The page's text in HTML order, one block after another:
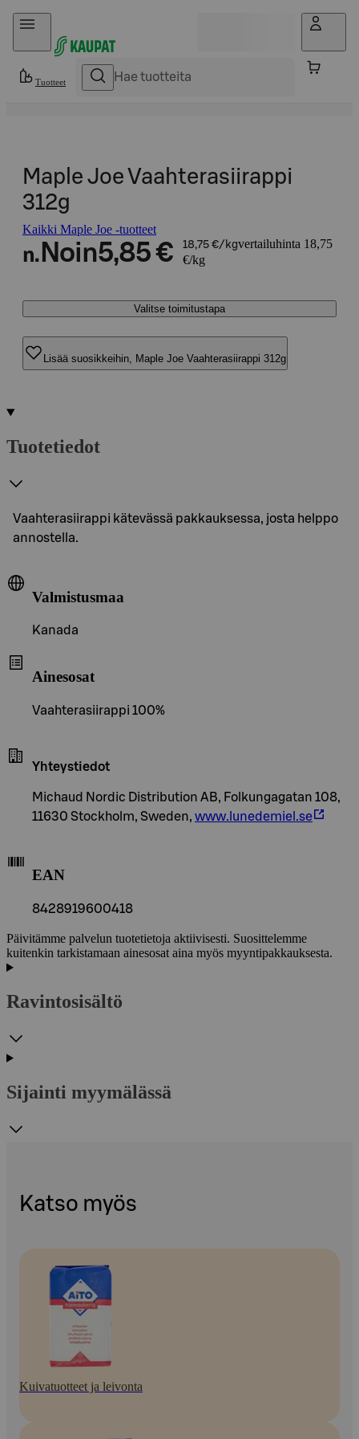
Hyppää sisältöön
Tuotteet
Maple Joe Vaahterasiirappi
312g
Kaikki Maple Joe -tuotteet
n. Noin5,85 € 18,75 €/kgvertailuhinta 18,75
€/kg
Valitse toimitustapa
Lisää suosikkeihin, Maple Joe Vaahterasiirappi 312g
Tuotetiedot
Vaahterasiirappi kätevässä pakkauksessa, josta helppo
annostella.
Valmistusmaa
Kanada
Ainesosat
Vaahterasiirappi 100%
Yhteystiedot
Michaud Nordic Distribution AB, Folkungagatan 108,
11630 Stockholm, Sweden, www.lunedemiel.se
EAN
8428919600418
Päivitämme palvelun tuotetietoja aktiivisesti. Suosittelemme
kuitenkin tarkistamaan ainesosat aina myös myyntipakkauksesta.
Ravintosisältö
Sijainti myymälässä
Katso myös
Kuivatuotteet ja leivonta